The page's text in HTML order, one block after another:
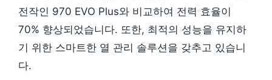
전작인 970 EVO Plus와 비교하여 전력 효율이
70% 향상되었습니다. 또한, 최적의 성능을 유지하
기 위한 스마트한 열 관리 솔루션을 갖추고 있습니
다.